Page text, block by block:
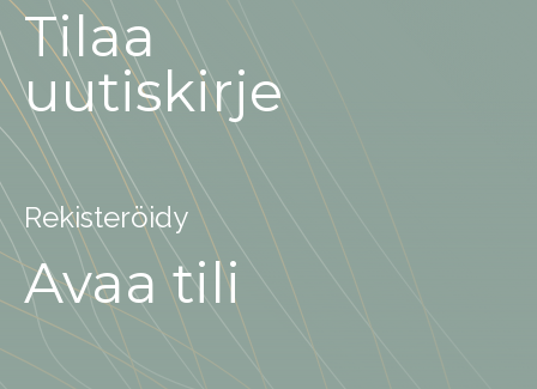
Tilaa
uutiskirje
Rekisteröidy
Avaa tili